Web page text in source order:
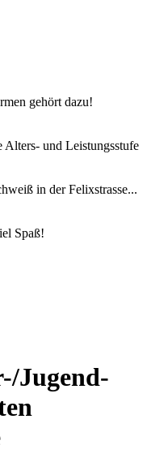
gehört dazu!
Alters- und Leistungsstufe
in der Felixstrasse...
Spaß!
Jugend-